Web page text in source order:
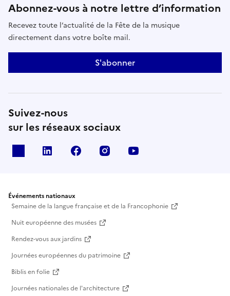
Abonnez-vous à notre lettre d’information
Recevez toute l’actualité de la Fête de la musique
directement dans votre boîte mail.
S'abonner
Suivez-nous
sur les réseaux sociaux
Linkedin Facebook Instagram
Événements nationaux
Semaine de la langue française et de la Francophonie
Nuit européenne des musées
Rendez-vous aux jardins
Journées européennes du patrimoine
Biblis en folie
Journées nationales de l'architecture